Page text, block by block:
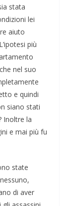
stata
lei
aiuto
più
nel suo
e quindi
siano stati
Inoltre la
e mai più fu
state
di aver